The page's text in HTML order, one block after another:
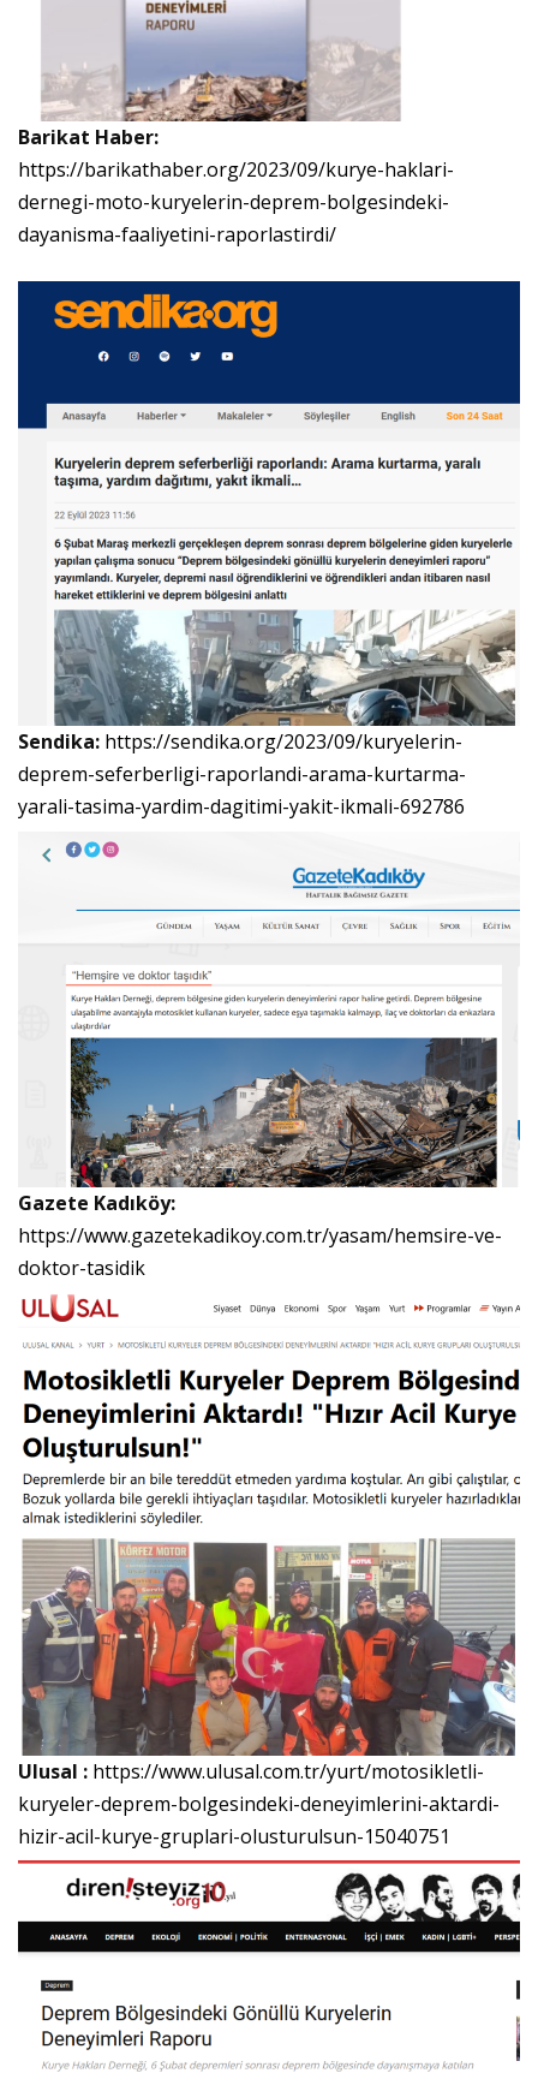
Barikat Haber:
https://barikathaber.org/2023/09/kurye-haklari-
dernegi-moto-kuryelerin-deprem-bolgesindeki-
dayanisma-faaliyetini-raporlastirdi/
Sendika: https://sendika.org/2023/09/kuryelerin-
deprem-seferberligi-raporlandi-arama-kurtarma-
yarali-tasima-yardim-dagitimi-yakit-ikmali-692786
Gazete Kadıköy:
https://www.gazetekadikoy.com.tr/yasam/hemsire-ve-
doktor-tasidik
Ulusal : https://www.ulusal.com.tr/yurt/motosikletli-
kuryeler-deprem-bolgesindeki-deneyimlerini-aktardi-
hizir-acil-kurye-gruplari-olusturulsun-15040751